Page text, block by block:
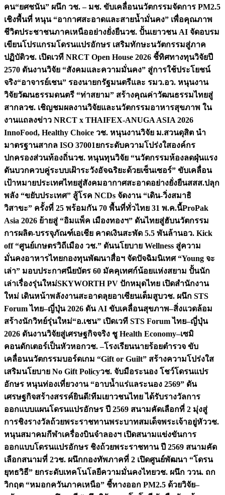
คน“ยศชนัน” ผนึก วช. – มช. ขับเคลื่อนนวัตกรรมจัดการ PM2.5
เชิงพื้นที่ หนุน “อากาศสะอาดและสายน้ำมั่นคง” เพื่อคุณภาพ
ชีวิตประชาชนภาคเหนืออย่างยั่งยืนวช. ปั้นเยาวชน AI จัดอบรม
เขียนโปรแกรมโดรนแปรอักษร เสริมทักษะนวัตกรรมสู่ภาค
ปฏิบัติวช. เปิดเวที NRCT Open House 2026 ชี้ทิศทางทุนวิจัยปี
2570 ดันงานวิจัย “สังคมและความมั่นคง” สู่การใช้ประโยชน์
จริง“อาจารย์เชน” รองนายกรัฐมนตรีและ รมว.อว. หนุนงาน
วิจัยวัฒนธรรมดนตรี “ท่าสยาม” สร้างคุณค่าวัฒนธรรมไทยสู่
สากลวช. เชิญชมผลงานวิจัยและนวัตกรรมอาหารสุขภาพ ใน
งานแถลงข่าว NRCT x THAIFEX-ANUGA ASIA 2026
InnoFood, Healthy Choice วช. หนุนงานวิจัย ม.สวนดุสิต นำ
มาตรฐานสากล ISO 37001ยกระดับความโปร่งใสองค์กร
ปกครองส่วนท้องถิ่นวช. หนุนทุนวิจัย “นวัตกรรมห้องลดฝุ่นแรง
ดันบวกควบคู่ระบบเฝ้าระวังอัจฉริยะด้วยเซ็นเซอร์” ขับเคลื่อน
เป้าหมายประเทศไทยสู่สังคมอากาศสะอาดอย่างยั่งยืนสสส.ปลุก
พลัง “ขยับประเทศ” สู้โรค NCDs จัดงาน “เดิน-วิ่งสมาธิ
วิสาขะ” ครั้งที่ 25 พร้อมกัน 70 พื้นที่ทั่วไทย 31 พ.ค.นี้ProPak
Asia 2026 ย้ายสู่ “อิมแพ็ค เมืองทองฯ” ดันไทยสู่ฮับนวัตกรรม
การผลิต-บรรจุภัณฑ์เอเชีย คาดเงินสะพัด 5.5 พันล้านอว. Kick
off “ศูนย์เกษตรวิถีเมือง วช.” ดันนโยบาย Wellness สู่ความ
มั่นคงอาหารไทยกองทุนพัฒนาสื่อฯ จัดปัจฉิมนิเทศ “Young จะ
เล่า” มอบประกาศนียบัตร 60 มัคคุเทศก์น้อยแห่งสยาม ปั้นนัก
เล่าเรื่องรุ่นใหม่SKYWORTH PV ปักหมุดไทย เปิดสำนักงาน
ใหม่ เดินหน้าพลังงานสะอาดลุยอาเซียนเต็มสูบวช. ผนึก STS
Forum ไทย–ญี่ปุ่น 2026 ดัน AI ขับเคลื่อนสุขภาพ–สิ่งแวดล้อม
สร้างนักวิทย์รุ่นใหม่“อ.เชน” เปิดเวที STS Forum ไทย–ญี่ปุ่น
2026 ดันงานวิจัยสู่เศรษฐกิจจริง ชู Health Economy–เซมิ
คอนดักเตอร์เป็นหัวหอกวช. –โรงเรียนนายร้อยตำรวจ ขับ
เคลื่อนนวัตกรรมบอร์ดเกม “Gift or Guilt” สร้างความโปร่งใส
เสริมนโยบาย No Gift Policyวช. จับมือระนอง โชว์โดรนแปร
อักษร หนุนท่องเที่ยวงาน “อาบน้ำแร่แลระนอง 2569” ดัน
เศรษฐกิจสร้างสรรค์ยินดี!ทีมเยาวชนไทย ได้รับรางวัลการ
ออกแบบแผนโดรนแปรอักษร ปี 2569 สนามคัดเลือกที่ 2 มุ่งสู่
การชิงรางวัลถ้วยพระราชทานพระบาทสมเด็จพระเจ้าอยู่หัววช.
หนุนสมาคมกีฬาเครื่องบินจำลองฯ เปิดสนามแข่งขันการ
ออกแบบโดรนแปรอักษร ชิงถ้วยพระราชทาน ปี 2569 สนามคัด
เลือกสนามที่ 2วช. ผนึกกองทัพภาคที่ 2 เปิดศูนย์พัฒนา “โดรน
ยุทธวิธี” ยกระดับเทคโนโลยีความมั่นคงไทยวช. ผนึก ววน. ถก
วิกฤต “หมอกควันภาคเหนือ” ชี้ทางออก PM2.5 ด้วยวิจัย–